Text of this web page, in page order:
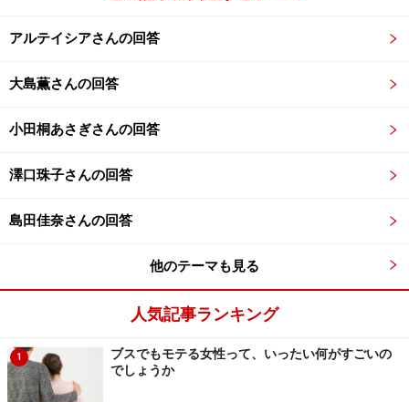
してくれるので、もっとお互いのことを知りたいなと思
います。なにより、「おはよう！今日も頑張ろうね」
「おつかれさま」などの連絡も無視されるのは、あまり
にさみしいです。
ないし、指図されたくない」と言われてしまいました。
ネットで恋愛コラムを読んでみたところ、「どんなに連
絡がマメでない男性でも、それを不安だと言われたらき
ちんと対処してくれるのが誠実な態度です」と書いてあ
りました。もう一度だけ話し合ってはみるつもりです
が、変わる気のない男性とこれ以上付き合うのは、やは
り時間の無駄でしょうか。
アルテイシアさんの回答
大島薫さんの回答
小田桐あさぎさんの回答
澤口珠子さんの回答
島田佳奈さんの回答
他のテーマも見る
人気記事ランキング
1
ブスでもモテる女性って、いったい何がすごいの
でしょうか